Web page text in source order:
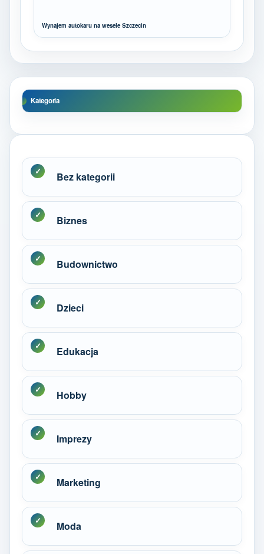
Wynajem autokaru na wesele Szczecin
Kategoria
Bez kategorii
Biznes
Budownictwo
Dzieci
Edukacja
Hobby
Imprezy
Marketing
Moda